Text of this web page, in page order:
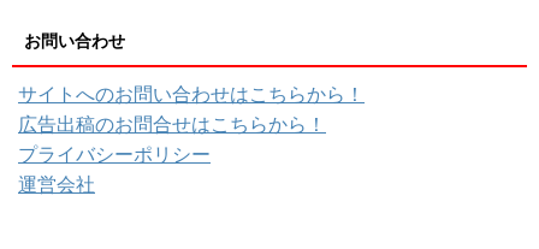
お問い合わせ
サイトへのお問い合わせはこちらから！
広告出稿のお問合せはこちらから！
プライバシーポリシー
運営会社